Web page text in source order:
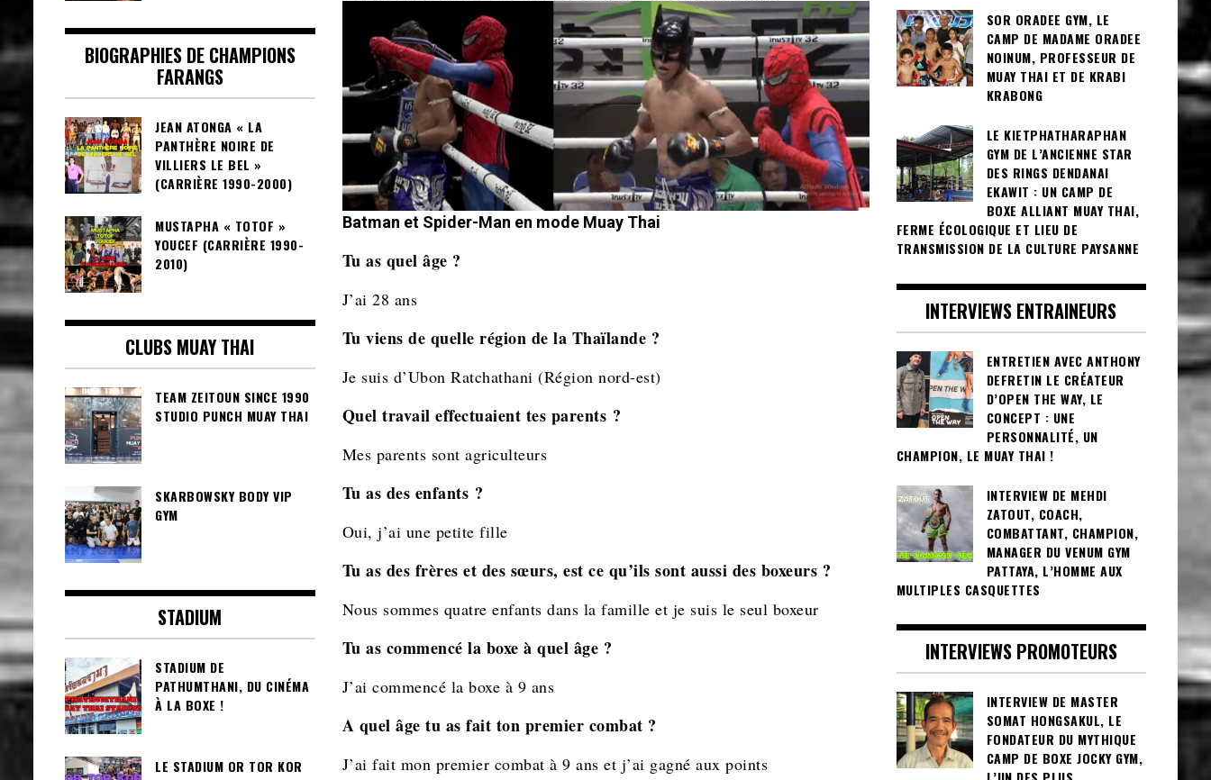
Batman et Spider-Man en mode Muay Thai
Tu as quel âge ?
J’ai 28 ans
Tu viens de quelle région de la Thaïlande ?
Je suis d’Ubon Ratchathani (Région nord-est)
Quel travail effectuaient tes parents ?
Mes parents sont agriculteurs
Tu as des enfants ?
Oui, j’ai une petite fille
Tu as des frères et des sœurs, est ce qu’ils sont aussi des boxeurs ?
Nous sommes quatre enfants dans la famille et je suis le seul boxeur
Tu as commencé la boxe à quel âge ?
J’ai commencé la boxe à 9 ans
A quel âge tu as fait ton premier combat ?
J’ai fait mon premier combat à 9 ans et j’ai gagné aux points
BIOGRAPHIES DE CHAMPIONS
FARANGS
JEAN ATONGA « LA
PANTHÈRE NOIRE DE
VILLIERS LE BEL »
(CARRIÈRE 1990-2000)
MUSTAPHA « TOTOF »
YOUCEF (CARRIÈRE 1990-
2010)
CLUBS MUAY THAI
TEAM ZEITOUN SINCE 1990
STUDIO PUNCH MUAY THAI
SKARBOWSKY BODY VIP
GYM
STADIUM
STADIUM DE
PATHUMTHANI, DU CINÉMA
À LA BOXE !
LE STADIUM OR TOR KOR
SOR ORADEE GYM, LE
CAMP DE MADAME ORADEE
NOINUM, PROFESSEUR DE
MUAY THAI ET DE KRABI
KRABONG
LE KIETPHATHARAPHAN
GYM DE L’ANCIENNE STAR
DES RINGS DENDANAI
EKAWIT : UN CAMP DE
BOXE ALLIANT MUAY THAI,
FERME ÉCOLOGIQUE ET LIEU DE
TRANSMISSION DE LA CULTURE PAYSANNE
INTERVIEWS ENTRAINEURS
ENTRETIEN AVEC ANTHONY
DEFRETIN LE CRÉATEUR
D’OPEN THE WAY, LE
CONCEPT : UNE
PERSONNALITÉ, UN
CHAMPION, LE MUAY THAI !
INTERVIEW DE MEHDI
ZATOUT, COACH,
COMBATTANT, CHAMPION,
MANAGER DU VENUM GYM
PATTAYA, L’HOMME AUX
MULTIPLES CASQUETTES
INTERVIEWS PROMOTEURS
INTERVIEW DE MASTER
SOMAT HONGSAKUL, LE
FONDATEUR DU MYTHIQUE
CAMP DE BOXE JOCKY GYM,